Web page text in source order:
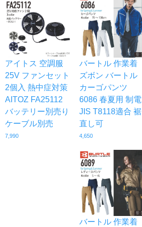
アイトス 空調服
25V ファンセット
2個入 熱中症対策
AITOZ FA25112
バッテリー別売り
ケーブル別売
7,990
バートル 作業着
ズボン バートル
カーゴパンツ
6086 春夏用 制電
JIS T8118適合 裾
直し可
4,650
バートル 作業着